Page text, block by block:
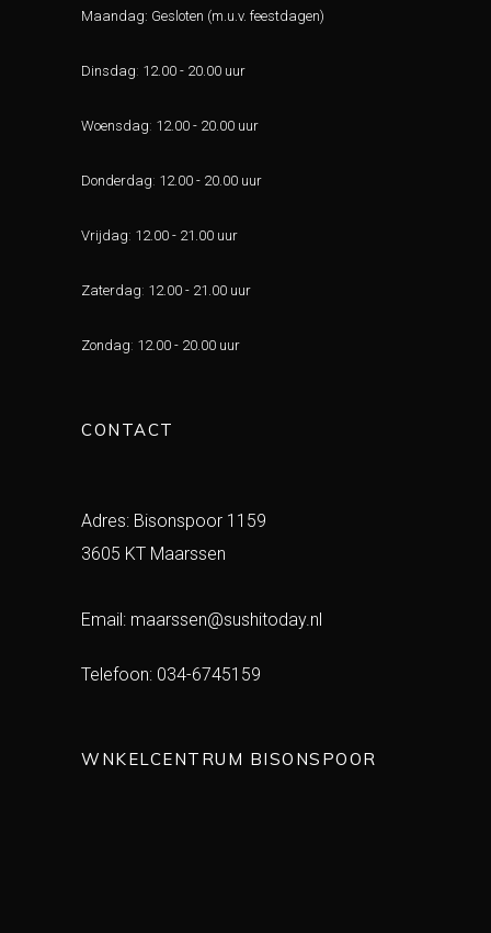
Maandag: Gesloten (m.u.v. feestdagen)
Dinsdag: 12.00 - 20.00 uur
Woensdag: 12.00 - 20.00 uur
Donderdag: 12.00 - 20.00 uur
Vrijdag: 12.00 - 21.00 uur
Zaterdag: 12.00 - 21.00 uur
Zondag: 12.00 - 20.00 uur
CONTACT
Adres: Bisonspoor 1159
3605 KT Maarssen
Email: maarssen@sushitoday.nl
Telefoon: 034-6745159
WNKELCENTRUM BISONSPOOR